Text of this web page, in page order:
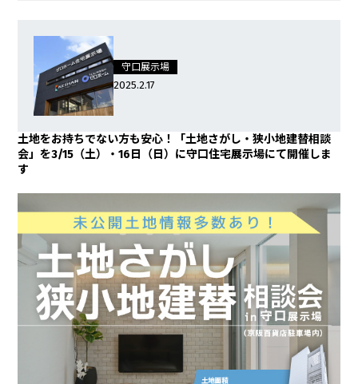
守口展示場
2025.2.17
土地をお持ちでない方も安心！「土地さがし・狭小地建替相談
会」を3/15（土）・16日（日）に守口住宅展示場にて開催しま
す